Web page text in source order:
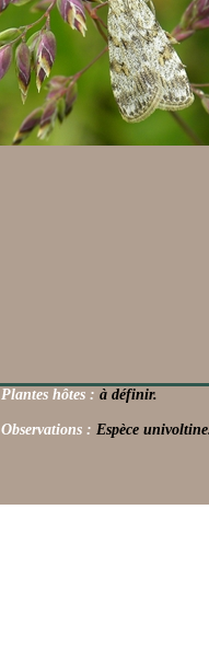
Plantes hôtes : à définir.
Observations : Espèce